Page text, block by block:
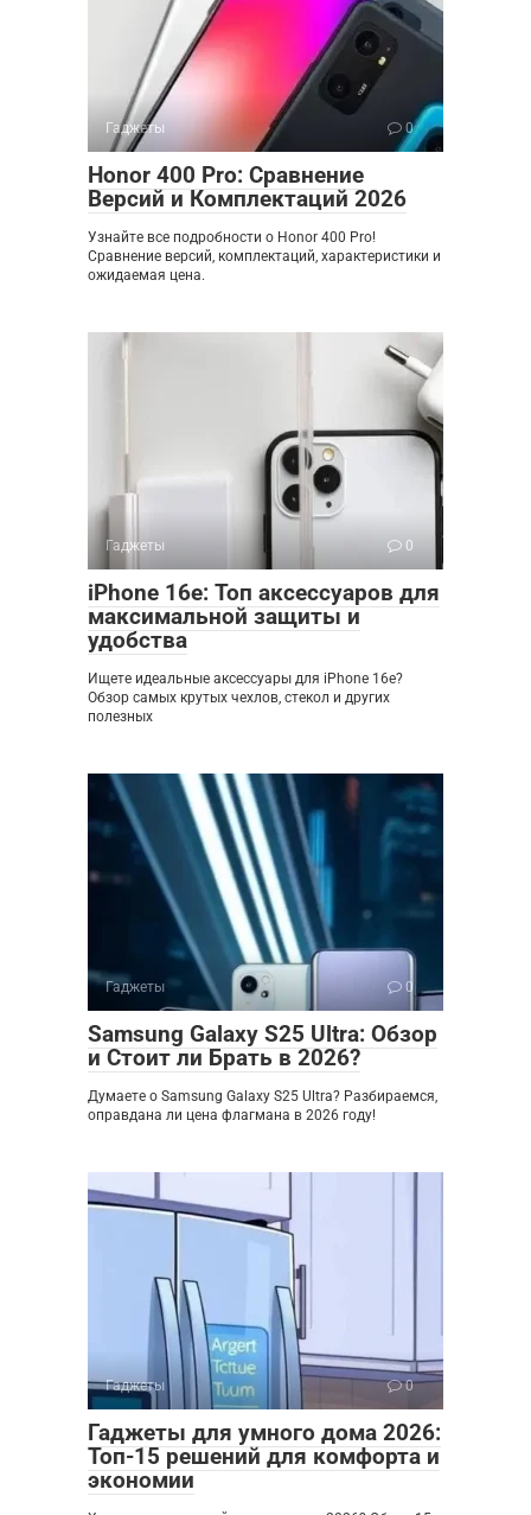
Гаджеты 0
Honor 400 Pro: Сравнение
Версий и Комплектаций 2026
Узнайте все подробности о Honor 400 Pro!
Сравнение версий, комплектаций, характеристики и
ожидаемая цена.
Гаджеты 0
iPhone 16e: Топ аксессуаров для
максимальной защиты и
удобства
Ищете идеальные аксессуары для iPhone 16e?
Обзор самых крутых чехлов, стекол и других
полезных
Гаджеты 0
Samsung Galaxy S25 Ultra: Обзор
и Стоит ли Брать в 2026?
Думаете о Samsung Galaxy S25 Ultra? Разбираемся,
оправдана ли цена флагмана в 2026 году!
Гаджеты 0
Гаджеты для умного дома 2026:
Топ-15 решений для комфорта и
экономии